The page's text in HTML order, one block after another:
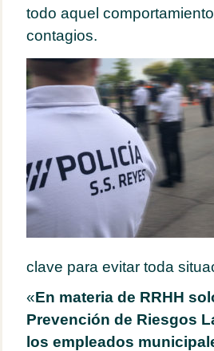
todo aquel
contagios.
clave para evitar toda
«En materia de RRHH
Prevención de Riesgos
los empleados